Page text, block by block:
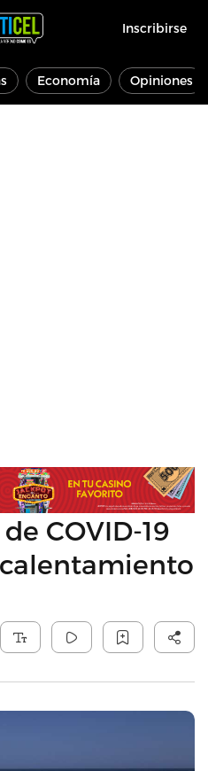
Inscribirse
Economía Opiniones
COVID-19